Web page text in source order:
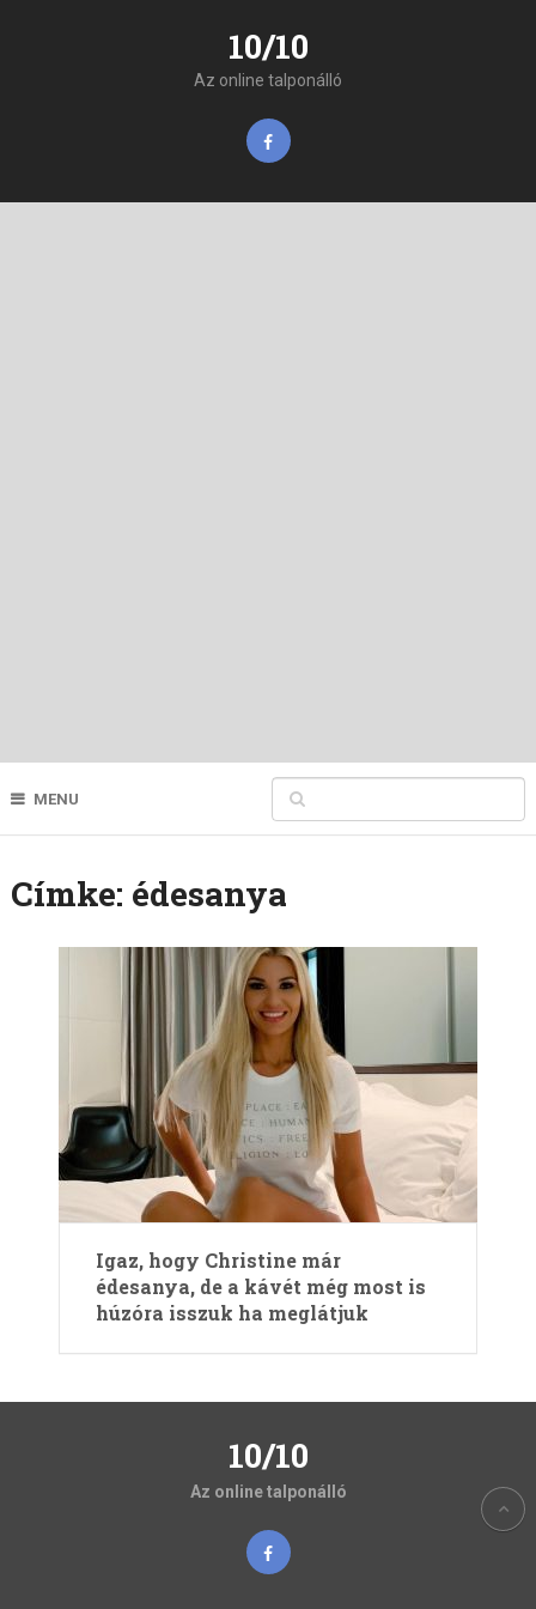
10/10
Az online talponálló
MENU
Címke: édesanya
Igaz, hogy Christine már
édesanya, de a kávét még most is
húzóra isszuk ha meglátjuk
10/10
Az online talponálló